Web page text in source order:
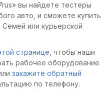
вы найдете тестеры
авто, и сможете купить
Семей или курьерской
странице , чтобы наши
рабочее оборудование
закажите обратный
по телефону.